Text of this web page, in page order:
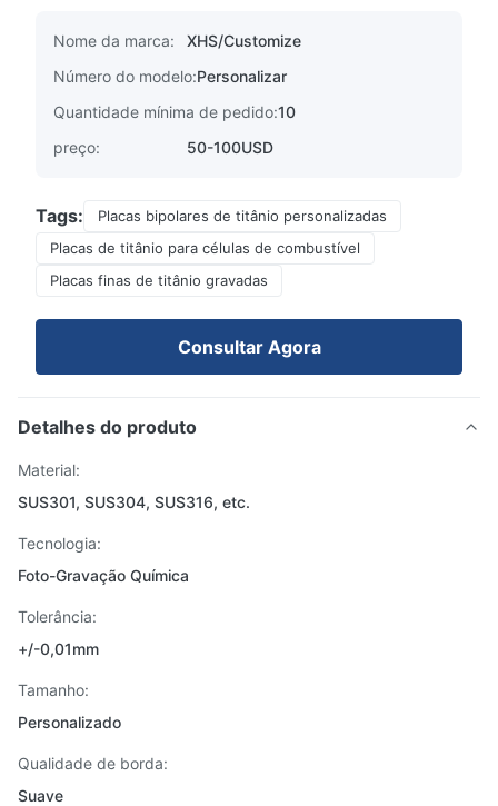
Nome da marca:
XHS/Customize
Número do modelo:Personalizar
Quantidade mínima de pedido:10
preço:
50-100USD
Tags:
Placas bipolares de titânio personalizadas
Placas de titânio para células de combustível
Placas finas de titânio gravadas
Consultar Agora
Detalhes do produto
Material:
SUS301, SUS304, SUS316, etc.
Tecnologia:
Foto-Gravação Química
Tolerância:
+/-0,01mm
Tamanho:
Personalizado
Qualidade de borda:
Suave